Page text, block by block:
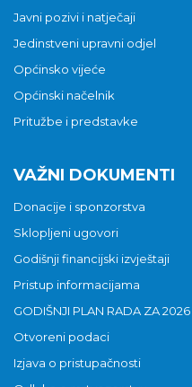
Javni pozivi i natječaji
Jedinstveni upravni odjel
Općinsko vijeće
Općinski načelnik
Pritužbe i predstavke
VAŽNI DOKUMENTI
Donacije i sponzorstva
Sklopljeni ugovori
Godišnji financijski izvještaji
Pristup informacijama
GODIŠNJI PLAN RADA ZA 2026
Otvoreni podaci
Izjava o pristupačnosti